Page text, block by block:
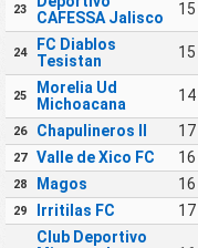
23
CAFESSA Jalisco
15
24
FC Diablos
Tesistan
15
25
Morelia Ud
Michoacana
14
26 Chapulineros II 17
27 Valle de Xico FC 16
28 Magos 16
29 Irritilas FC 17
Club Deportivo